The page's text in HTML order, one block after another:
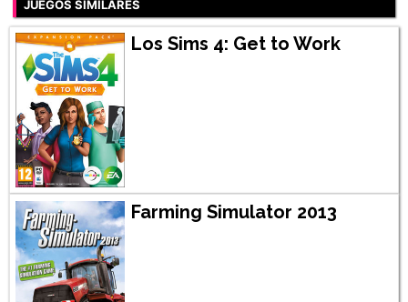
JUEGOS SIMILARES
Los Sims 4: Get to Work
Farming Simulator 2013